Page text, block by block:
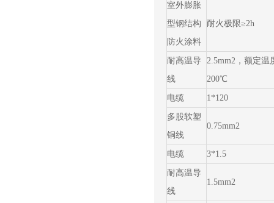
室外膨胀
型钢结构
防火涂料
耐火极限≥2h
耐高温导
线
2.5mm2，额定温
200℃
电缆 1*120
多股软塑
铜线
0.75mm2
电缆 3*1.5
耐高温导
线
1.5mm2